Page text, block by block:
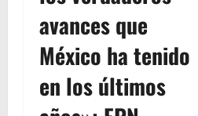
avances que
México ha tenido
en los últimos